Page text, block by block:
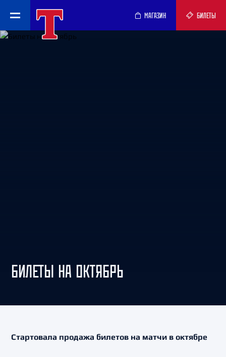
МАГАЗИН БИЛЕТЫ
БИЛЕТЫ НА ОКТЯБРЬ
Стартовала продажа билетов на матчи в октябре